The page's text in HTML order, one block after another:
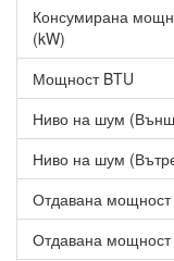
Функция 4D
насочване на
направления -
неправилно
на дисплея се
сервизните
проблема
Режим "Сън" -
климатикът
което
настройки.
Консумирана
(kW)
Мощност BTU
Ниво на шум
Ниво на шум
Отдавана
Отдавана